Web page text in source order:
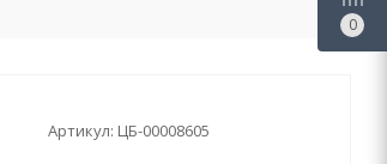
Артикул: ЦБ-00008605
0